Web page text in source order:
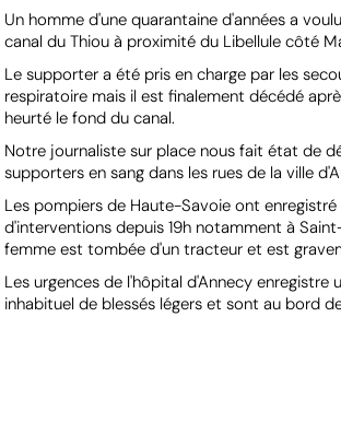
Un homme d'une quarantaine d'années a
canal du Thiou à proximité du Libellule côté
Le supporter a été pris en charge par les
respiratoire mais il est finalement décédé
heurté le fond du canal.
Notre journaliste sur place nous fait état de
supporters en sang dans les rues de la ville
Les pompiers de Haute-Savoie ont enregistré
d'interventions depuis 19h notamment à
femme est tombée d'un tracteur et est
Les urgences de l'hôpital d'Annecy enregistre
inhabituel de blessés légers et sont au bord